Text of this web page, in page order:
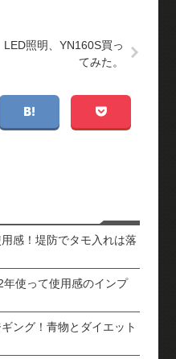
LED照明、YN160S買っ
てみた。
感！堤防でタモ入れは落
使って使用感のインプ
ング！青物とダイエット